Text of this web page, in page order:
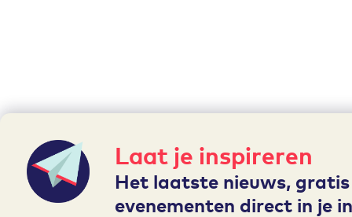
Laat je inspireren
Het laatste nieuws,
evenementen direct in je